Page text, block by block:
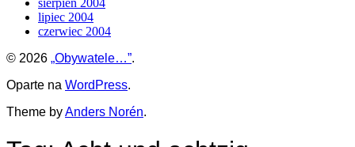
sierpień 2004
lipiec 2004
czerwiec 2004
© 2026 „Obywatele…”.
Oparte na WordPress.
Theme byAnders Norén.